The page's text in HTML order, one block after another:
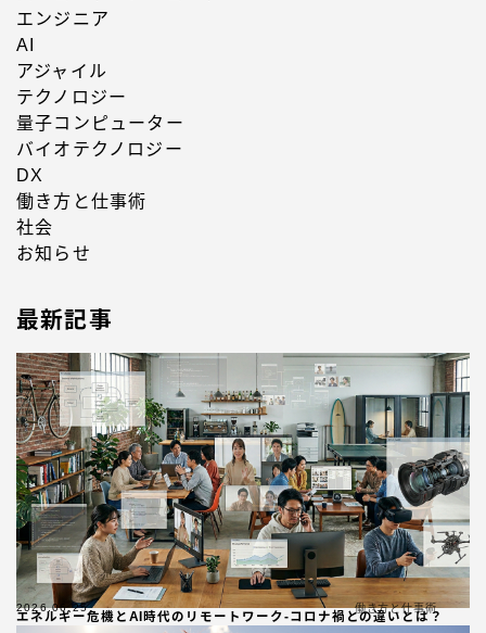
エンジニア
AI
アジャイル
テクノロジー
量子コンピューター
バイオテクノロジー
DX
働き方と仕事術
社会
お知らせ
最新記事
エネルギー危機とAI時代のリモートワーク-コロナ禍との違いとは？
2026.06.25 働き方と仕事術